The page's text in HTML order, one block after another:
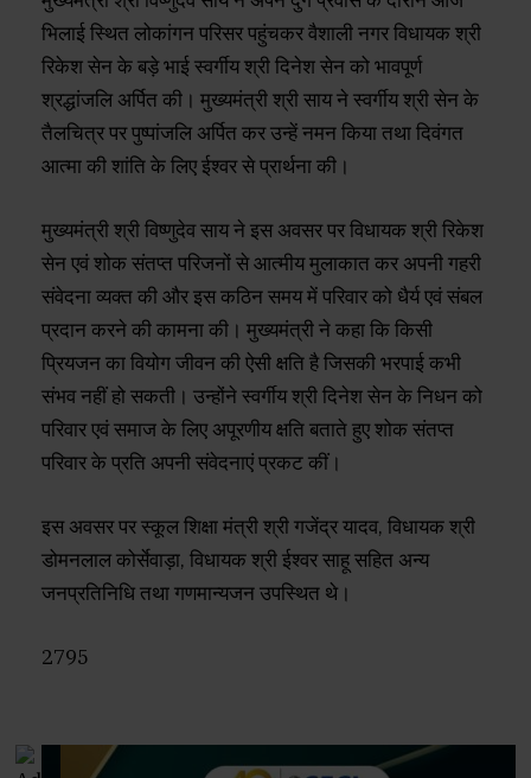
भिलाई स्थित लोकांगन परिसर पहुंचकर वैशाली नगर विधायक श्री
रिकेश सेन के बड़े भाई स्वर्गीय श्री दिनेश सेन को भावपूर्ण
श्रद्धांजलि अर्पित की। मुख्यमंत्री श्री साय ने स्वर्गीय श्री सेन के
तैलचित्र पर पुष्पांजलि अर्पित कर उन्हें नमन किया तथा दिवंगत
आत्मा की शांति के लिए ईश्वर से प्रार्थना की।
मुख्यमंत्री श्री विष्णुदेव साय ने इस अवसर पर विधायक श्री रिकेश
सेन एवं शोक संतप्त परिजनों से आत्मीय मुलाकात कर अपनी गहरी
संवेदना व्यक्त की और इस कठिन समय में परिवार को धैर्य एवं संबल
प्रदान करने की कामना की। मुख्यमंत्री ने कहा कि किसी
प्रियजन का वियोग जीवन की ऐसी क्षति है जिसकी भरपाई कभी
संभव नहीं हो सकती। उन्होंने स्वर्गीय श्री दिनेश सेन के निधन को
परिवार एवं समाज के लिए अपूरणीय क्षति बताते हुए शोक संतप्त
परिवार के प्रति अपनी संवेदनाएं प्रकट कीं।
इस अवसर पर स्कूल शिक्षा मंत्री श्री गजेंद्र यादव, विधायक श्री
डोमनलाल कोर्सेवाड़ा, विधायक श्री ईश्वर साहू सहित अन्य
जनप्रतिनिधि तथा गणमान्यजन उपस्थित थे।
2795